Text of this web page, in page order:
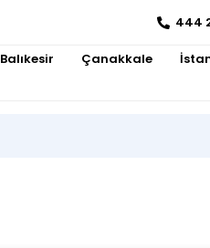
444
Balıkesir Çanakkale